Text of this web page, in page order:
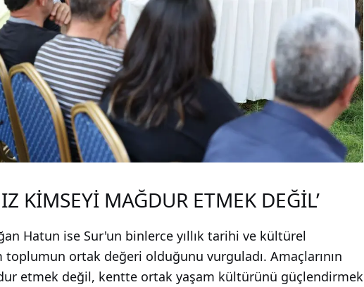
KİMSEYİ MAĞDUR ETMEK DEĞİL’
Hatun ise Sur'un binlerce yıllık tarihi ve kültürel
toplumun ortak değeri olduğunu vurguladı. Amaçlarının
etmek değil, kentte ortak yaşam kültürünü güçlendirmek